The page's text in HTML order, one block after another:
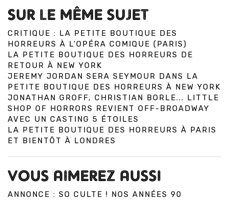
SUR LE MÊME SUJET
CRITIQUE : LA PETITE BOUTIQUE DES
HORREURS À L'OPÉRA COMIQUE (PARIS)
LA PETITE BOUTIQUE DES HORREURS DE
RETOUR À NEW YORK
JEREMY JORDAN SERA SEYMOUR DANS LA
PETITE BOUTIQUE DES HORREURS À NEW YORK
JONATHAN GROFF, CHRISTIAN BORLE... LITTLE
SHOP OF HORRORS REVIENT OFF-BROADWAY
AVEC UN CASTING 5 ÉTOILES
LA PETITE BOUTIQUE DES HORREURS À PARIS
ET BIENTÔT À LONDRES
VOUS AIMEREZ AUSSI
ANNONCE : SO CULTE ! NOS ANNÉES 90